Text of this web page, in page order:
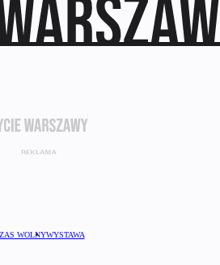
WOLNYWYSTAWA